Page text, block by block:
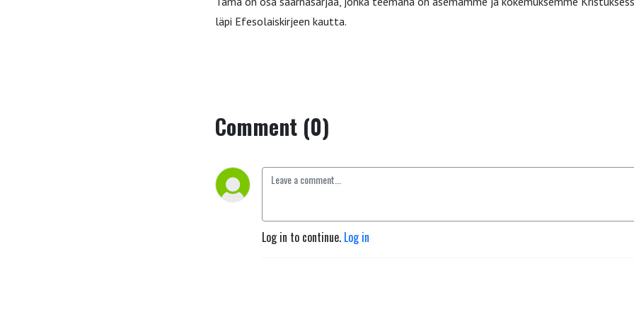
läpi Efesolaiskirjeen kautta.
Comment (0)
Log in to continue. Log in